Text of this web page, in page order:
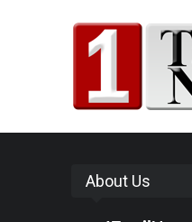
About Us